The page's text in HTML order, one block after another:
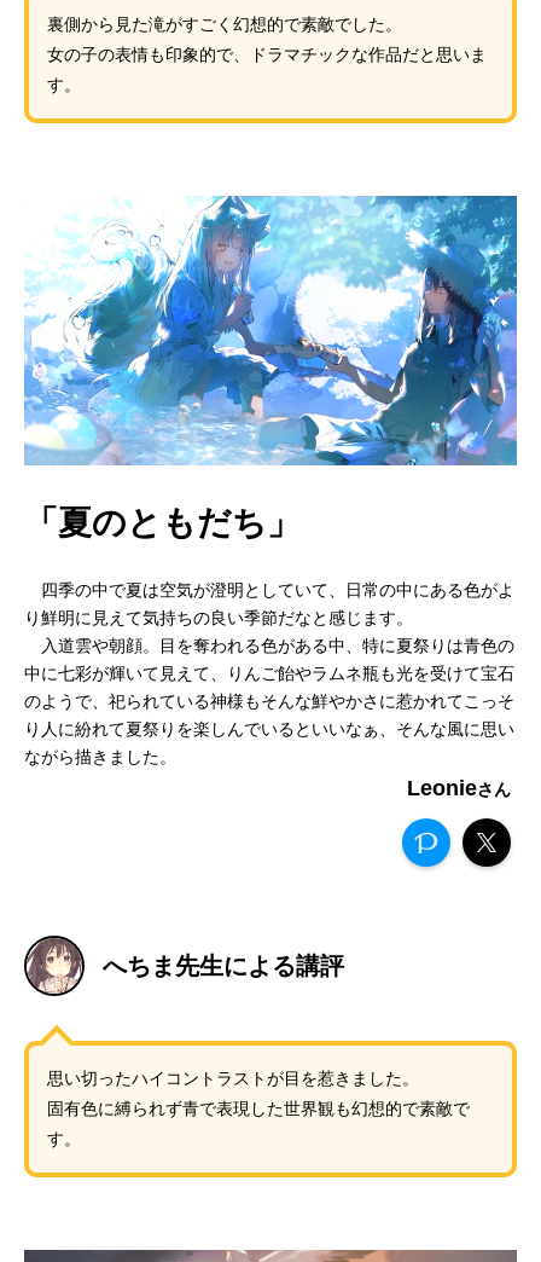
裏側から見た滝がすごく幻想的で素敵でした。
女の子の表情も印象的で、ドラマチックな作品だと思いま
す。
「夏のともだち」
四季の中で夏は空気が澄明としていて、日常の中にある色がよ
り鮮明に見えて気持ちの良い季節だなと感じます。
入道雲や朝顔。目を奪われる色がある中、特に夏祭りは青色の
中に七彩が輝いて見えて、りんご飴やラムネ瓶も光を受けて宝石
のようで、祀られている神様もそんな鮮やかさに惹かれてこっそ
り人に紛れて夏祭りを楽しんでいるといいなぁ、そんな風に思い
ながら描きました。
Leonie
へちま先生による講評
思い切ったハイコントラストが目を惹きました。
固有色に縛られず青で表現した世界観も幻想的で素敵で
す。